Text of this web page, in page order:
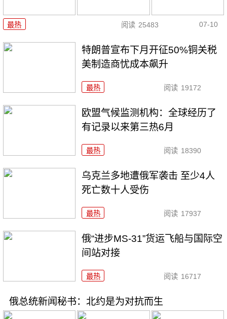
最热 阅读 25483 07-10
特朗普宣布下月开征50%铜关税
美制造商忧成本飙升
最热 阅读 19172
欧盟气候监测机构：全球经历了
有记录以来第三热6月
最热 阅读 18390
乌克兰多地遭俄军袭击 至少4人
死亡数十人受伤
最热 阅读 17937
俄“进步MS-31”货运飞船与国际空
间站对接
最热 阅读 16717
俄总统新闻秘书：北约是为对抗而生